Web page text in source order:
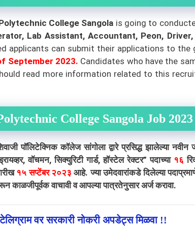
College Sangola is going to
Lab Assistant, Accountant, Peon,
applicants can submit their applications to
September 2023. Candidates who have the
read more information related to this
College Sangola Job 2023
कॉलेज सांगोला द्वारे प्रसिद्ध झालेल्या नवीन
वॉचमन, सिक्युरिटी गार्ड, हॉस्टेल रेक्टर” पदाच्या१६
१५ सप्टेंबर २०२३ आहे. ज्या उमेदवारांकडे दिलेल्या
काळजीपूर्वक वाचावी व आपल्या पात्रतेनुसार अर्ज करावा.
वर सरकारी नोकरी अपडेट्स मिळवा !!